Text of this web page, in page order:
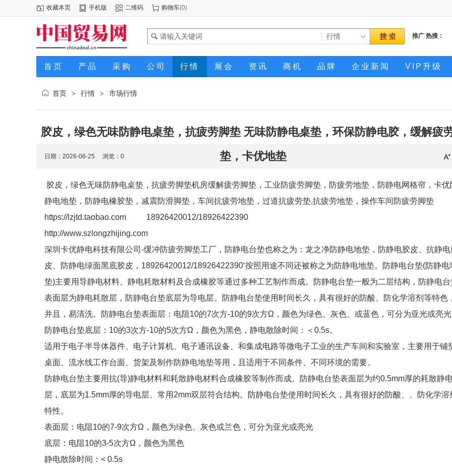
收藏本页 手机版 二维码 购物车(0)
推广 热搜：
首页 产品 采购 公司 行情 展会 资讯 商机 品牌 企业新闻 VIP升级
首页 > 行情 > 市场行情
胶皮，绿色无味防静电桌垫，抗疲劳脚垫 无味防静电桌垫，环保防静电胶，缓解疲
垫，卡优地垫
日期：2026-06-25 浏览： 0
胶皮，绿色无味防静电桌垫，抗疲劳脚垫机房缓解疲劳脚垫，工业防疲劳脚垫，防疲劳地垫，防静电网格帘，卡优
静电地垫，防静电橡胶垫，减震防滑脚垫，车间抗疲劳地垫，过道抗疲劳垫,抗疲劳地垫，操作车间防疲劳脚垫
https://lzjtd.taobao.com 18926420012/18926422390
http://www.szlongzhijing.com
深圳卡优静电科技有限公司-缓冲防疲劳脚垫工厂，防静电台垫也称之为：龙之净防静电地垫，防静电胶皮、抗静电
皮、防静电绿面黑底胶皮，18926420012/18926422390‘按照用途不同还被称之为防静电地垫。防静电台垫(防静电
垫)主要用导静电材料、静电耗散材料及合成橡胶等通过多种工艺制作而成。防静电台垫一般为二层结构，防静电台
表面层为静电耗散层，防静电台垫底层为导电层。防静电台垫使用时间长久，具有很好的防酸、防化学溶剂等特色
并且，易清洗。防静电台垫表面层：电阻10的7次方-10的9次方Ω，颜色为绿色、灰色、或蓝色，可分为亚光或亮
防静电台垫底层：10的3次方-10的5次方Ω，颜色为黑色，静电散除时间：＜0.5s。
适用于电子半导体器件、电子计算机、电子通讯设备、和集成电路等微电子工业的生产车间和实验室，主要用于铺
桌面、流水线工作台面、货架及制作防静电地垫等用，且适用于不同条件、不同环境的需要。
防静电台垫主要用抗(导)静电材料和耗散静电材料合成橡胶等制作而成。防静电台垫表面层为约0.5mm厚的耗散静
层，底层为1.5mm厚的导电层、常用2mm双层符合结构。防静电台垫使用时间长久，具有很好的防酸、、防化学溶
特性。
表面层：电阻10的7-9次方Ω，颜色为绿色、灰色或兰色，可分为亚光或亮光
底层：电阻10的3-5次方Ω，颜色为黑色
静电散除时间：< 0.5s